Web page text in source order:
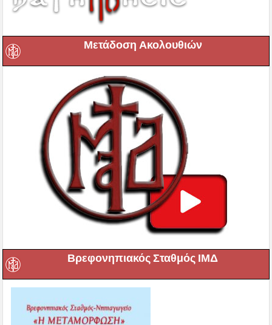
Μετάδοση Ακολουθιών
Βρεφονηπιακός Σταθμός ΙΜΔ